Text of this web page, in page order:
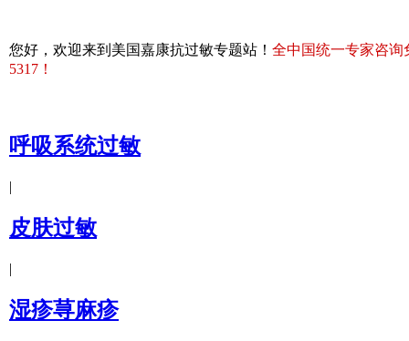
您好，欢迎来到美国嘉康抗过敏专题站！ 全中国统一专家咨询
5317！
呼吸系统过敏
|
皮肤过敏
|
湿疹荨麻疹